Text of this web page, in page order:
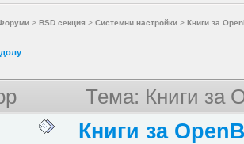
> BSD секция > Системни настройки> Книги за
Тема: Книги за
Книги за